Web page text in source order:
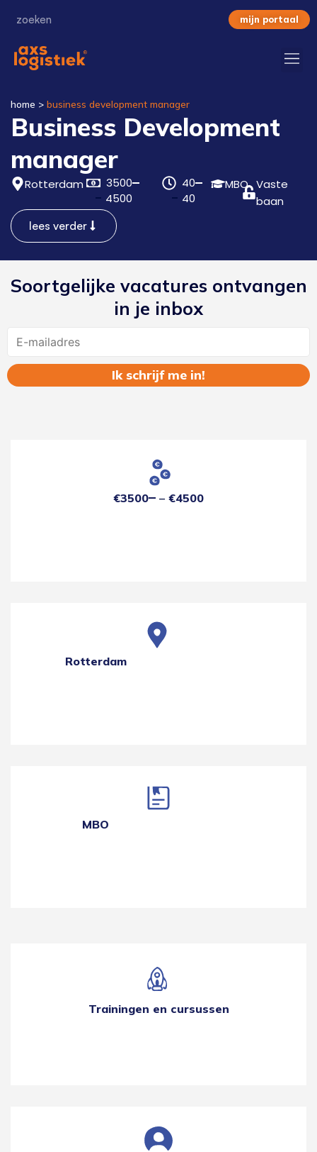
mijn portaal
home > business development manager
Business Development
manager
Rotterdam
3500
4500
40
40
MBO Vaste
baan
lees verder
Soortgelijke vacatures ontvangen
in je inbox
€3500 €4500
Rotterdam
MBO
Trainingen en cursussen